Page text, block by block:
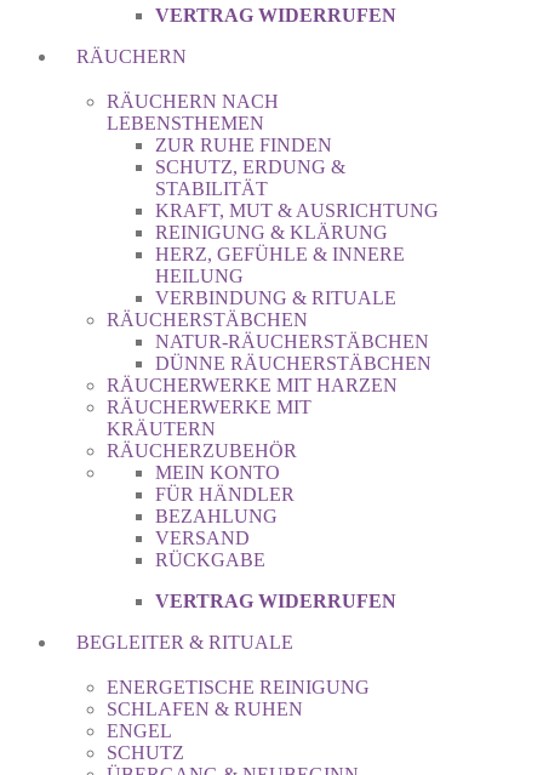
VERTRAG WIDERRUFEN
RÄUCHERN
RÄUCHERN NACH
LEBENSTHEMEN
ZUR RUHE FINDEN
SCHUTZ, ERDUNG &
STABILITÄT
KRAFT, MUT & AUSRICHTUNG
REINIGUNG & KLÄRUNG
HERZ, GEFÜHLE & INNERE
HEILUNG
VERBINDUNG & RITUALE
RÄUCHERSTÄBCHEN
NATUR-RÄUCHERSTÄBCHEN
DÜNNE RÄUCHERSTÄBCHEN
RÄUCHERWERKE MIT HARZEN
RÄUCHERWERKE MIT
KRÄUTERN
RÄUCHERZUBEHÖR
MEIN KONTO
FÜR HÄNDLER
BEZAHLUNG
VERSAND
RÜCKGABE
VERTRAG WIDERRUFEN
BEGLEITER & RITUALE
ENERGETISCHE REINIGUNG
SCHLAFEN & RUHEN
ENGEL
SCHUTZ